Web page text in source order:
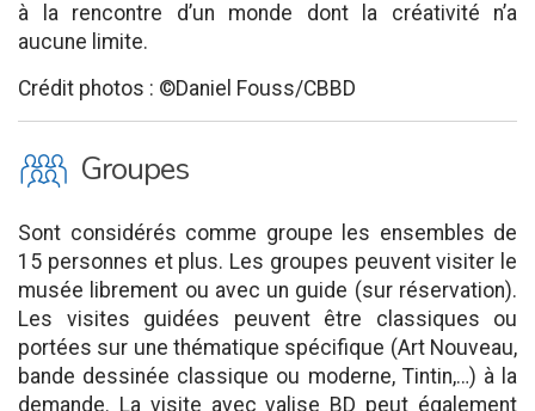
à la rencontre d’un monde dont la créativité n’a
aucune limite.
Crédit photos : ©Daniel Fouss/CBBD
O Groupes
Sont considérés comme groupe les ensembles de
15 personnes et plus. Les groupes peuvent visiter le
musée librement ou avec un guide (sur réservation).
Les visites guidées peuvent être classiques ou
portées sur une thématique spécifique (Art Nouveau,
bande dessinée classique ou moderne, Tintin,…) à la
demande. La visite avec valise BD peut également